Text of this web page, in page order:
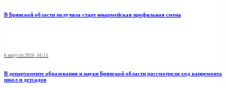
В Брянской области получила старт юнармейская профильная смена
6 августа 2026, 16:11
В департаменте образования и науки Брянской области рассмотрели ход капремонта
школ и детсадов